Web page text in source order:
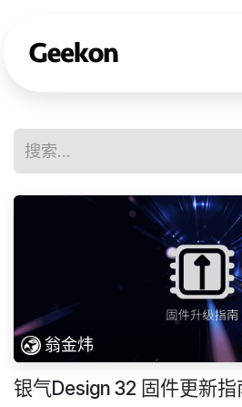
翁金炜
银气Design 32 固件更新指